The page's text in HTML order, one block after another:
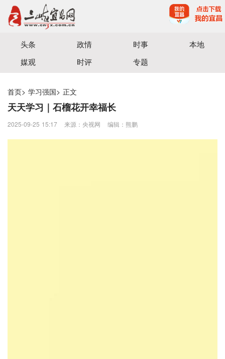
宜昌三峡融媒体中心主办
头条 政情 时事
本地
媒观
时评 专题
首页> 学习强国> 正文
天天学习｜石榴花开幸福长
2025-09-25 15:17 来源：央视网 编辑：熊鹏